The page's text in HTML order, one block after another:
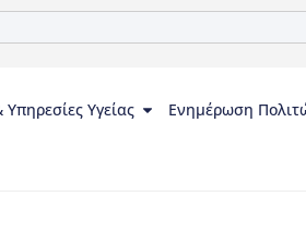
Υπηρεσίες Υγείας Ενημέρωση